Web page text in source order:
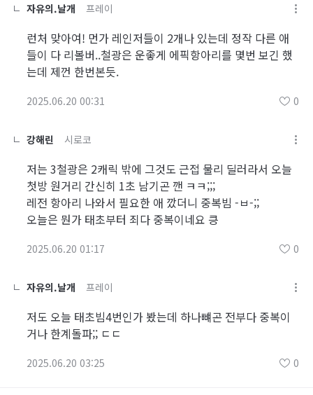
자유의.날개 프레이
런처 맞아여! 먼가 레인저들이 2개나 있는데 정작 다른 애
들이 다 리볼버..철광은 운좋게 에픽항아리를 몇번 보긴 했
는데 제껀 한번본듯.
2025.06.20 00:31 0
강해린 시로코
저는 3철광은 2캐릭 밖에 그것도 근접 물리 딜러라서 오늘
첫방 원거리 간신히 1초 남기곤 깬 ㅋㅋ;;;
레전 항아리 나와서 필요한 애 깠더니 중복빔 -ㅂ-;;
오늘은 뭔가 태초부터 죄다 중복이네요 킁
2025.06.20 01:17 0
자유의.날개 프레이
저도 오늘 태초빔4번인가 봤는데 하나뺴곤 전부다 중복이
거나 한계돌파;; ㄷㄷ
2025.06.20 03:25 0